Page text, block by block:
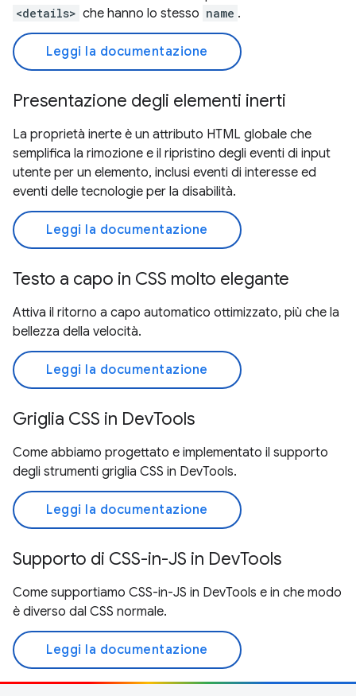
<details> che hanno lo stesso name .
Leggi la documentazione
Presentazione degli elementi inerti
La proprietà inerte è un attributo HTML globale che
semplifica la rimozione e il ripristino degli eventi di input
utente per un elemento, inclusi eventi di interesse ed
eventi delle tecnologie per la disabilità.
Leggi la documentazione
Testo a capo in CSS molto elegante
Attiva il ritorno a capo automatico ottimizzato, più che la
bellezza della velocità.
Leggi la documentazione
Griglia CSS in DevTools
Come abbiamo progettato e implementato il supporto
degli strumenti griglia CSS in DevTools.
Leggi la documentazione
Supporto di CSS-in-JS in DevTools
Come supportiamo CSS-in-JS in DevTools e in che modo
è diverso dal CSS normale.
Leggi la documentazione